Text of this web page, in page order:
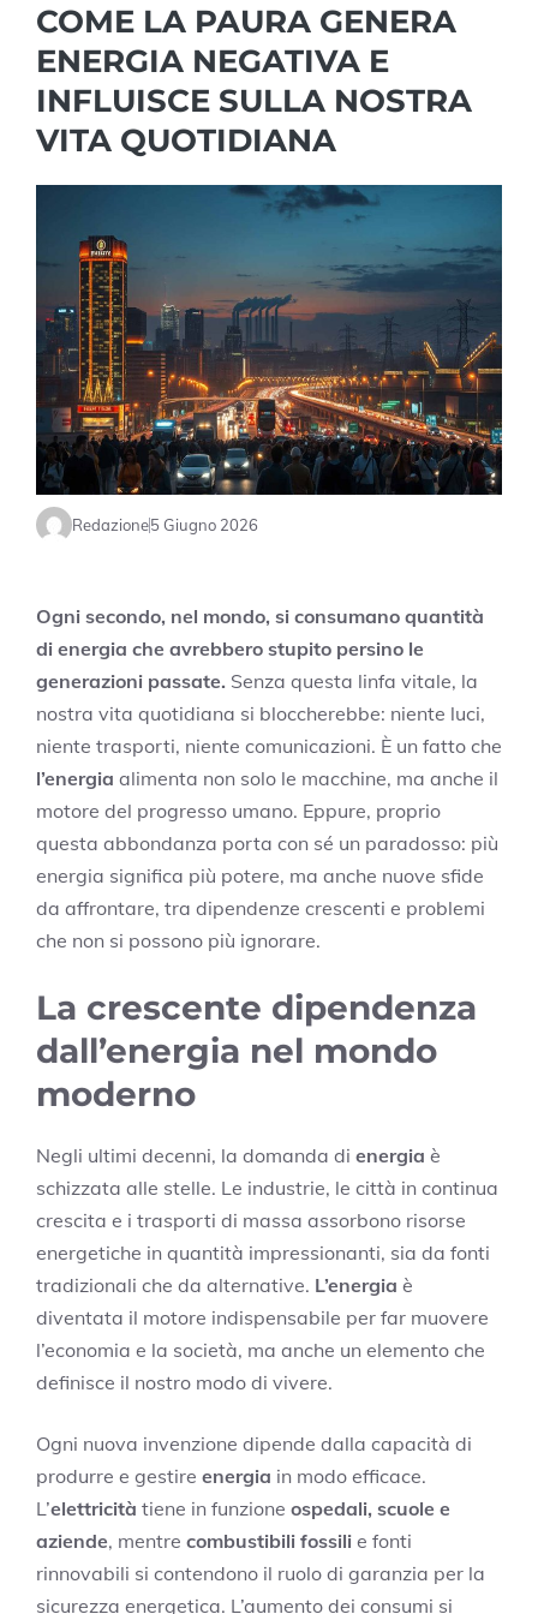
COME LA PAURA GENERA
ENERGIA NEGATIVA E
INFLUISCE SULLA NOSTRA
VITA QUOTIDIANA
Redazione5 Giugno 2026
Ogni secondo, nel mondo, si consumano quantità
di energia che avrebbero stupito persino le
generazioni passate. Senza questa linfa vitale, la
nostra vita quotidiana si bloccherebbe: niente luci,
niente trasporti, niente comunicazioni. È un fatto che
l’energia alimenta non solo le macchine, ma anche il
motore del progresso umano. Eppure, proprio
questa abbondanza porta con sé un paradosso: più
energia significa più potere, ma anche nuove sfide
da affrontare, tra dipendenze crescenti e problemi
che non si possono più ignorare.
La crescente dipendenza
dall’energia nel mondo
moderno
Negli ultimi decenni, la domanda di energia è
schizzata alle stelle. Le industrie, le città in continua
crescita e i trasporti di massa assorbono risorse
energetiche in quantità impressionanti, sia da fonti
tradizionali che da alternative. L’energia è
diventata il motore indispensabile per far muovere
l’economia e la società, ma anche un elemento che
definisce il nostro modo di vivere.
Ogni nuova invenzione dipende dalla capacità di
produrre e gestire energia in modo efficace.
L’elettricità tiene in funzione ospedali, scuole e
aziende, mentre combustibili fossili e fonti
rinnovabili si contendono il ruolo di garanzia per la
sicurezza energetica. L’aumento dei consumi si